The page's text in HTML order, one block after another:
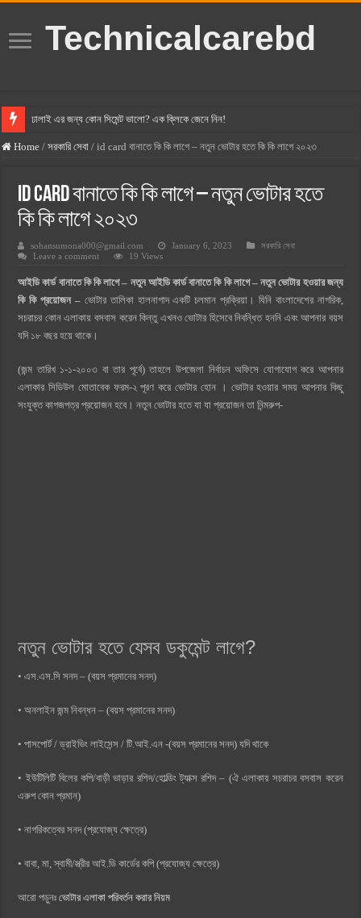
Technicalcarebd
ঢালাই এর জন্য কোন সিমেন্ট ভালো? এক ক্লিকে জেনে নিন!
বসুন্ধরা সিমেন্ট এর দাম ২০২৫
হোলসিম সিমেন্ট দাম ২০২৫
সুপারক্রিট সিমেন্ট দাম ২০২৫
জুডিশিয়াল ম্যাজিস্ট্রেট কি? জুডিশিয়াল ম্যাজিস্ট্রেট এর সুযোগ সুবিধা
ওয়ালটন মোবাইল কিস্তিতে কেনার নিয়ম ২০২৫
ওয়ালটন টিভি কিস্তিতে কেনার নিয়ম ২০২৫
গ্রামে লাভজনক ব্যবসা ২০২৫ ও গ্রামের বাজারে ব্যবসার আইডিয়া
Home / সরকারি সেবা / id card বানাতে কি কি লাগে – নতুন ভোটার হতে কি কি লাগে ২০২৩
id card বানাতে কি কি লাগে – নতুন ভোটার হতে
কি কি লাগে ২০২৩
sohansumona000@gmail.com January 6, 2023
সরকারি সেবা
Leave a comment
19 Views
আইডি কার্ড বানাতে কি কি লাগে – নতুন আইডি কার্ড বানাতে কি কি লাগে – নতুন ভোটার হওয়ার জন্য
কি কি প্রয়োজন – ভোটার তালিকা হালনাগাদ একটি চলমান প্রক্রিয়া। যিনি বাংলাদেশের নাগরিক,
সচরাচর কোন এলাকায় বসবাস করেন কিন্তু এখনও ভোটার হিসেবে নিবন্ধিত হননি এবং আপনার বয়স
যদি ১৮ বছর হয়ে থাকে।
(জন্ম তারিখ ১-১-২০০৩ বা তার পূর্বে) তাহলে উপজেলা নির্বাচন অফিসে যোগাযোগ করে আপনার
এলাকার সিডিউল মোতাবেক ফরম-২ পূরণ করে ভোটার হোন । ভোটার হওয়ার সময় আপনার কিছু
সংযুক্ত কাগজপত্র প্রয়োজন হবে। নতুন ভোটার হতে যা যা প্রয়োজন তা নিন্মরুপ-
নতুন ভোটার হতে যেসব ডকুমেন্ট লাগে?
• এস.এস.সি সনদ – (বয়স প্রমানের সনদ)
• অনলাইন জন্ম নিবন্ধন – (বয়স প্রমানের সনদ)
• পাসপোর্ট / ড্রাইভিং লাইসেন্স / টি.আই.এন -(বয়স প্রমানের সনদ) যদি থাকে
• ইউটিলিটি বিলের কপি/বাড়ী ভাড়ার রশিদ/হোল্ডিং ট্যাক্স রশিদ – (ঐ এলাকায় সচরাচর বসবাস করেন
এরুপ কোন প্রমান)
• নাগরিকত্বের সনদ (প্রযোজ্য ক্ষেত্রে)
• বাবা, মা, স্বামী/স্ত্রীর আই.ডি কার্ডের কপি (প্রযোজ্য ক্ষেত্রে)
আরো পড়ুনঃভোটার এলাকা পরিবর্তন করার নিয়ম